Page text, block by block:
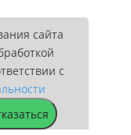
сайта
с